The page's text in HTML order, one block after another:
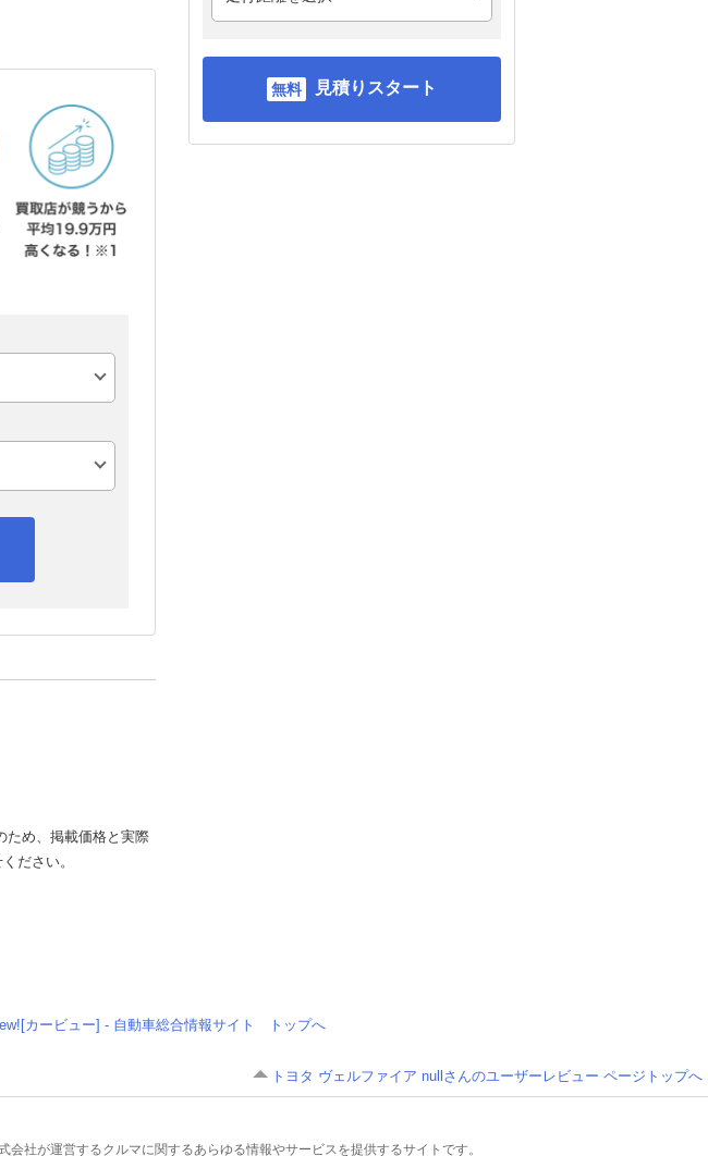
ため、掲載価格と実際
ださい。
見積りスタート
カービュー] - 自動車総合情報サイト トップへ
トヨタ ヴェルファイア nullさんのユーザーレビュー ページトップへ
社が運営するクルマに関するあらゆる情報やサービスを提供するサイトです。